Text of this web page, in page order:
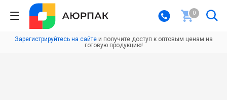
0
Зарегистрируйтесь на сайтеи получите доступ к оптовым ценам на
готовую продукцию!